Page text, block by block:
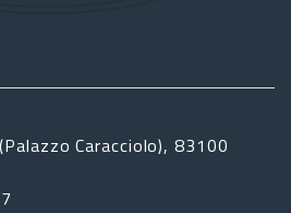
Caracciolo), 83100